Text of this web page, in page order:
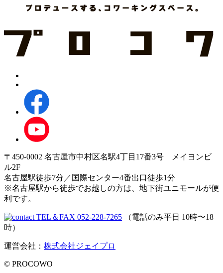
〒450-0002 名古屋市中村区名駅4丁目17番3号 メイヨンビ
ル2F
名古屋駅徒歩7分／国際センター4番出口徒歩1分
※名古屋駅から徒歩でお越しの方は、地下街ユニモールが便
利です。
TEL＆FAX 052-228-7265
（電話のみ平日 10時〜18
時）
運営会社： 株式会社ジェイプロ
© PROCOWO